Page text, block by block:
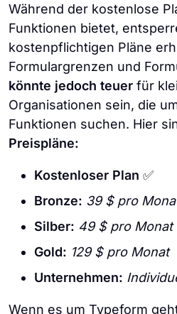
Während der kostenlose
Funktionen bietet,
kostenpflichtigen Pläne
Formulargrenzen und
könnte jedoch teuer für
Organisationen sein, die
Funktionen suchen. Hier
Preispläne:
Kostenloser Plan ✅
Bronze: 39 $ pro
Silber: 49 $ pro Monat
Gold: 129 $ pro Monat
Unternehmen:
Wenn es um Typeform